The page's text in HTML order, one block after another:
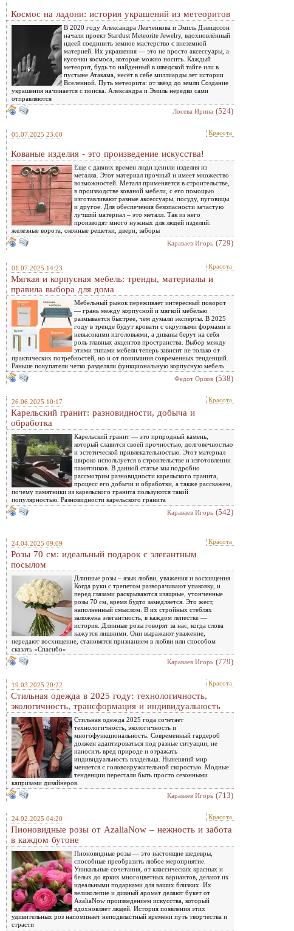
Космос на ладони: история украшений из метеоритов
В 2020 году Александра Левченкова и Эмиль Дэвидссон
начали проект Stardust Meteorite Jewelry, вдохновлённый
идеей соединить земное мастерство с внеземной
материей. Их украшения — это не просто аксессуары, а
кусочки космоса, которые можно носить. Каждый
метеорит, будь то найденный в шведской тайге или в
пустыне Атакама, несёт в себе миллиарды лет истории
Вселенной. Путь метеорита: от звёзд до земли Создание
украшения начинается с поиска. Александра и Эмиль нередко сами
отправляются
Лосева Ирина (524)
05.07.2025 23:00 Красота
Кованые изделия - это произведение искусства!
Еще с давних времен люди ценили изделия из
металла. Этот материал прочный и имеет множество
возможностей. Металл применяется в строительстве,
в производстве кованой мебели, с его помощью
изготавливают разные аксессуары, посуду, пуговицы
и другое. Для обеспечения безопасности зачастую
лучший материал – это металл. Так из него
производят много нужных для людей изделий:
железные ворота, оконные решетки, двери, заборы
Караваев Игорь (729)
01.07.2025 14:23 Красота
Мягкая и корпусная мебель: тренды, материалы и
правила выбора для дома
Мебельный рынок переживает интересный поворот
— грань между корпусной и мягкой мебелью
размывается быстрее, чем думали эксперты. В 2025
году в тренде будут кровати с округлыми формами и
невысокими изголовьями, а диваны берут на себя
роль главных акцентов пространства. Выбор между
этими типами мебели теперь зависит не только от
практических потребностей, но и от понимания современных тенденций.
Раньше покупатели четко разделяли функциональную корпусную мебель
Федот Орлов (538)
26.06.2025 10:17 Красота
Карельский гранит: разновидности, добыча и
обработка
Карельский гранит — это природный камень,
который славится своей прочностью, долговечностью
и эстетической привлекательностью. Этот материал
широко используется в строительстве и изготовлении
памятников. В данной статье мы подробно
рассмотрим разновидности карельского гранита,
процесс его добычи и обработки, а также расскажем,
почему памятники из карельского гранита пользуются такой
популярностью. Разновидности карельского гранита
Караваев Игорь (542)
24.04.2025 09:09 Красота
Розы 70 см: идеальный подарок с элегантным
посылом
Длинные розы – язык любви, уважения и восхищения
Когда руки с трепетом разворачивают упаковку, и
перед глазами раскрываются изящные, утонченные
розы 70 см, время будто замедляется. Это жест,
наполненный смыслом. В их стройных стеблях
заложена элегантность, в каждом лепестке —
история. Длинные розы говорят за нас, когда слова
кажутся лишними. Они выражают уважение,
передают восхищение, становятся признанием в любви или способом
сказать «Спасибо»
Караваев Игорь (779)
19.03.2025 20:22 Красота
Стильная одежда в 2025 году: технологичность,
экологичность, трансформация и индивидуальность
Стильная одежда 2025 года сочетает
технологичность, экологичность и
многофункциональность. Современный гардероб
должен адаптироваться под разные ситуации, не
наносить вред природе и отражать
индивидуальность владельца. Нынешний мир
меняется с головокружительной скоростью. Модные
тенденции перестали быть просто сезонными
капризами дизайнеров.
Караваев Игорь (713)
24.02.2025 04:20 Красота
Пионовидные розы от AzaliaNow – нежность и забота
в каждом бутоне
Пионовидные розы — это настоящие шедевры,
способные преобразить любое мероприятие.
Уникальные сочетания, от классических красных и
белых до ярких многоцветных вариантов, делают их
идеальными подарками для ваших близких. Их
великолепие и дивный аромат делают букет от
AzaliaNow произведением искусства, который
вдохновляет людей. История появления этих
удивительных роз напоминает неподвластный времени путь творчества и
страсти